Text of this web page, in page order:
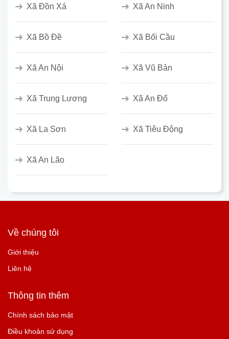
Xã Đồn Xá Xã An Ninh
Xã Bồ Đề Xã Bối Cầu
Xã An Nội Xã Vũ Bản
Xã Trung Lương Xã An Đổ
Xã La Sơn Xã Tiêu Động
Xã An Lão
Về chúng tôi
Giới thiệu
Liên hệ
Thông tin thêm
Chính sách bảo mật
Điều khoản sử dụng